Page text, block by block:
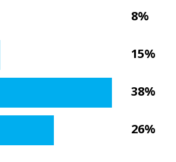
8%
15%
38%
26%